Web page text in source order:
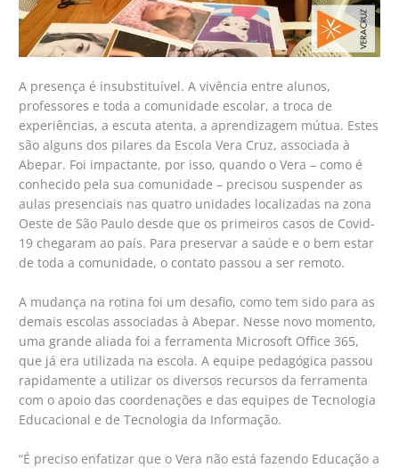
A presença é insubstituível. A vivência entre alunos,
professores e toda a comunidade escolar, a troca de
experiências, a escuta atenta, a aprendizagem mútua. Estes
são alguns dos pilares da Escola Vera Cruz, associada à
Abepar. Foi impactante, por isso, quando o Vera – como é
conhecido pela sua comunidade – precisou suspender as
aulas presenciais nas quatro unidades localizadas na zona
Oeste de São Paulo desde que os primeiros casos de Covid-
19 chegaram ao país. Para preservar a saúde e o bem estar
de toda a comunidade, o contato passou a ser remoto.
A mudança na rotina foi um desafio, como tem sido para as
demais escolas associadas à Abepar. Nesse novo momento,
uma grande aliada foi a ferramenta Microsoft Office 365,
que já era utilizada na escola. A equipe pedagógica passou
rapidamente a utilizar os diversos recursos da ferramenta
com o apoio das coordenações e das equipes de Tecnologia
Educacional e de Tecnologia da Informação.
“É preciso enfatizar que o Vera não está fazendo Educação a